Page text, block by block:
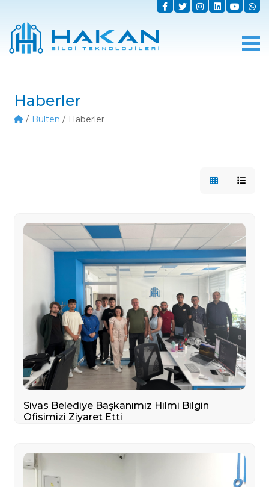
Haberler
Bülten Haberler
Sivas Belediye Başkanımız Hilmi Bilgin
Ofisimizi Ziyaret Etti